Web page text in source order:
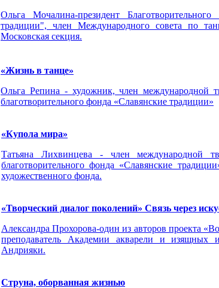
Ольга Мочалина-президент
традиции", член Международного совета по
Московская секция.
«Жизнь в танце»
Ольга Репина - художник, член международной
благотворительного фонда «Славянские традиции»
«Купола мира»
Татьяна Лихвинцева - член международной
благотворительного фонда «Славянские
художественного фонда.
«Творческий диалог поколений» Связь через
Александра Прохорова-один из авторов проекта
преподаватель Академии акварели и изящных
Андрияки.
Струна, оборванная жизнью